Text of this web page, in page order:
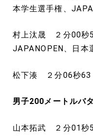
本学生選手権、
村上汰晟 ２分00秒
JAPANOPEN、日本
松下湊 ２分06秒63
男子200メートルバ
山本拓武 ２分01秒